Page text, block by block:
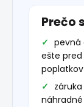
Prečo
pevná
ešte
poplatkov